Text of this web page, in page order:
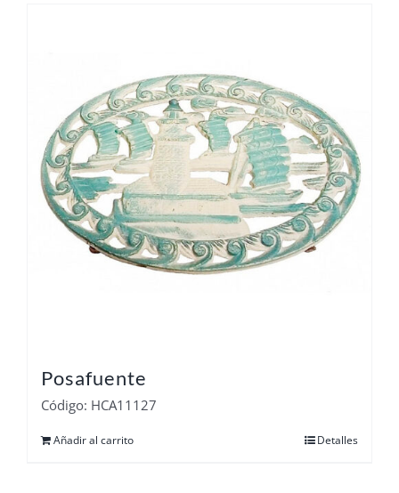
Posafuente
Código: HCA11127
Añadir al carrito Detalles